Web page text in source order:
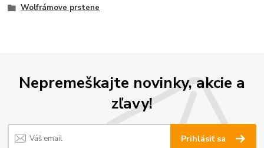
Wolfrámove prstene
Nepremeškajte novinky, akcie a
zľavy!
Prihlásiť sa